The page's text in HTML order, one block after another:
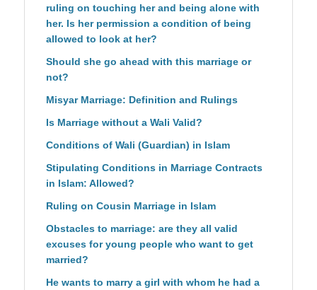
ruling on touching her and being alone with
her. Is her permission a condition of being
allowed to look at her?
Should she go ahead with this marriage or
not?
Misyar Marriage: Definition and Rulings
Is Marriage without a Wali Valid?
Conditions of Wali (Guardian) in Islam
Stipulating Conditions in Marriage Contracts
in Islam: Allowed?
Ruling on Cousin Marriage in Islam
Obstacles to marriage: are they all valid
excuses for young people who want to get
married?
He wants to marry a girl with whom he had a